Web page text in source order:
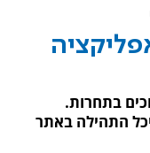
בתחרות.
התהילה באתר